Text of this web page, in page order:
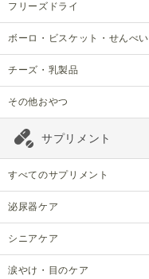
フリーズドライ
ボーロ・ビスケット・せんべい
チーズ・乳製品
その他おやつ
サプリメント
すべてのサプリメント
泌尿器ケア
シニアケア
涙やけ・目のケア